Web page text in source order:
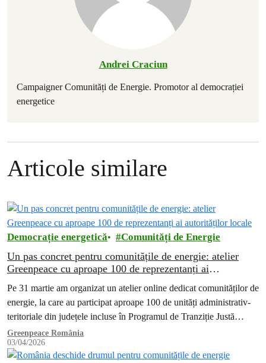
Andrei Craciun
Campaigner Comunități de Energie. Promotor al democrației
energetice
Articole similare
Democrație energetică Comunități de Energie
Un pas concret pentru comunitățile de energie: atelier
Greenpeace cu aproape 100 de reprezentanți ai
Pe 31 martie am organizat un atelier online dedicat comunităților de
energie, la care au participat aproape 100 de unități administrativ-
teritoriale din județele incluse în Programul de Tranziție Justă
(Gorj,…
Greenpeace România
03/04/2026